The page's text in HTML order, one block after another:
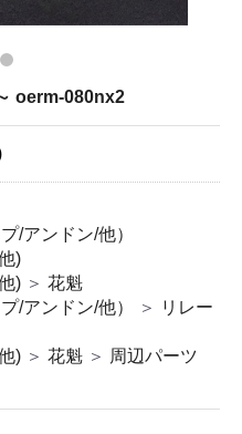
oerm-080nx2
/アンドン/他）
)
) ＞ 花魁
/アンドン/他）
＞
リレー
) ＞ 花魁 ＞ 周辺パーツ